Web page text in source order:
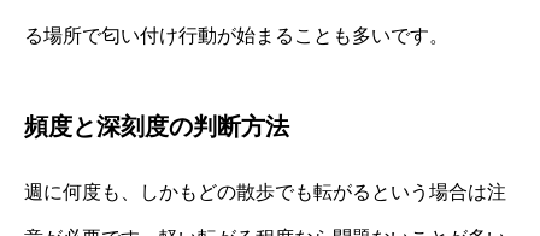
る場所で匂い付け行動が始まることも多いです。
頻度と深刻度の判断方法
週に何度も、しかもどの散歩でも転がるという場合は注